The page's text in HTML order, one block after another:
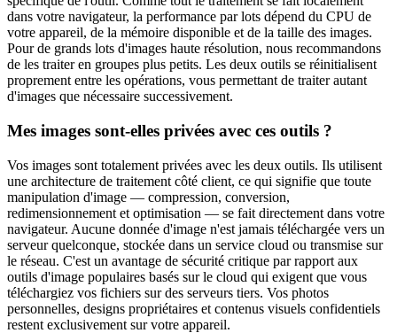
dans votre navigateur, la performance par lots dépend du CPU de
votre appareil, de la mémoire disponible et de la taille des images.
Pour de grands lots d'images haute résolution, nous recommandons
de les traiter en groupes plus petits. Les deux outils se réinitialisent
proprement entre les opérations, vous permettant de traiter autant
d'images que nécessaire successivement.
Mes images sont-elles privées avec ces outils ?
Vos images sont totalement privées avec les deux outils. Ils utilisent
une architecture de traitement côté client, ce qui signifie que toute
manipulation d'image — compression, conversion,
redimensionnement et optimisation — se fait directement dans votre
navigateur. Aucune donnée d'image n'est jamais téléchargée vers un
serveur quelconque, stockée dans un service cloud ou transmise sur
le réseau. C'est un avantage de sécurité critique par rapport aux
outils d'image populaires basés sur le cloud qui exigent que vous
téléchargiez vos fichiers sur des serveurs tiers. Vos photos
personnelles, designs propriétaires et contenus visuels confidentiels
restent exclusivement sur votre appareil.